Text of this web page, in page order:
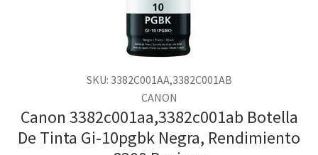
SKU: 3382C001AA,3382C001AB
CANON
Canon 3382c001aa,3382c001ab Botella
De Tinta Gi-10pgbk Negra, Rendimiento